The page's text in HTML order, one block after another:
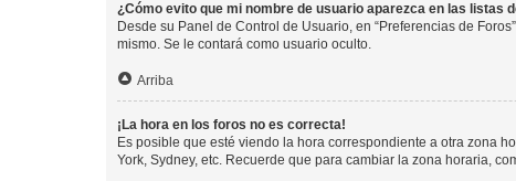
¿Cómo evito que mi nombre de usuario aparezca en las listas
Desde su Panel de Control de Usuario, en “Preferencias de
mismo. Se le contará como usuario oculto.
Arriba
¡La hora en los foros no es correcta!
Es posible que esté viendo la hora correspondiente a otra zona
York, Sydney, etc. Recuerde que para cambiar la zona horaria,